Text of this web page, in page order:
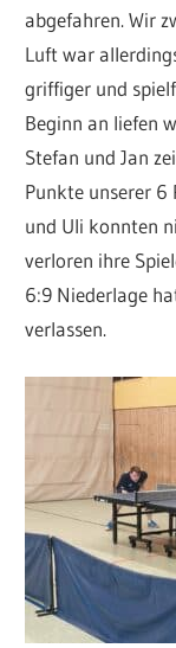
abgefahren. Wir
Luft war
griffiger und
Beginn an liefen
Stefan und Jan
Punkte unserer 6
und Uli konnten
verloren ihre
6:9 Niederlage
verlassen.